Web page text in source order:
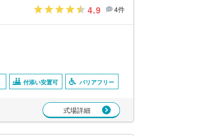
4.9 4件
付添い安置可 バリアフリー
式場詳細